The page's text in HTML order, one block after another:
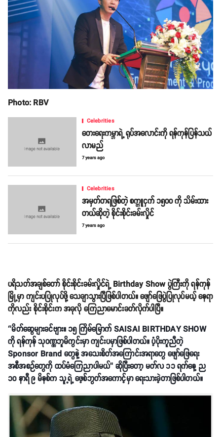
Photo: RBV
Celebrities
တေးရေးကမ္ဘာရဲ့ ရုပ်အလောင်းကို ရန်ကုန်ပြန်သယ်
လာမည်
7 years ago
Celebrities
အမှတ်တရဖြစ်တဲ့ စက္ကူငှက် ၁၅၀၀ ကို သိမ်းထား
တယ်ဆိုတဲ့ စိုင်းစိုင်းခမ်းလှိုင်
7 years ago
ပရိသတ်အချစ်တော် စိုင်းစိုင်းခမ်းလှိုင်ရဲ့ Birthday Show ပွဲကြီးကို ရန်ကုန်
မြို့မှာ ကျင်းပပြုလုပ်ဖို့ သေချာသွားပြီဖြစ်ပါတယ်။ ဖျော်ဖြေပွဲပြုလုပ်မယ့် နေရာ
ကိုလည်း စိုင်းစိုင်းက အခုလို ကြေညာမောင်းခတ်လိုက်ပါပြီ။
‘’မိတ်ဆွေများခင်ဗျား။ ၁၅ ကြိမ်မြောက် SAISAI BIRTHDAY SHOW
ကို ရန်ကုန် သုဝဏ္ဏဘူမိကွင်းမှာ ကျင်းပမှာဖြစ်ပါတယ်။ ပံ့ပိုးကူညီတဲ့
Sponsor Brand တွေနဲ့ အသေးစိတ်အကြောင်းအရာတွေ ဖျော်ဖြေရေး
အစီအစဉ်တွေကို ထပ်မံကြေညာပါမယ်’’ ဆိုပြီးတော့ မတ်လ ၁၁ ရက်နေ့ ည
၁၀ နာရီ ၉ မိနစ်က သူ့ရဲ့ ဖေ့စ်ဘွတ်အကောင့်မှာ ရေးသားခဲ့တာဖြစ်ပါတယ်။